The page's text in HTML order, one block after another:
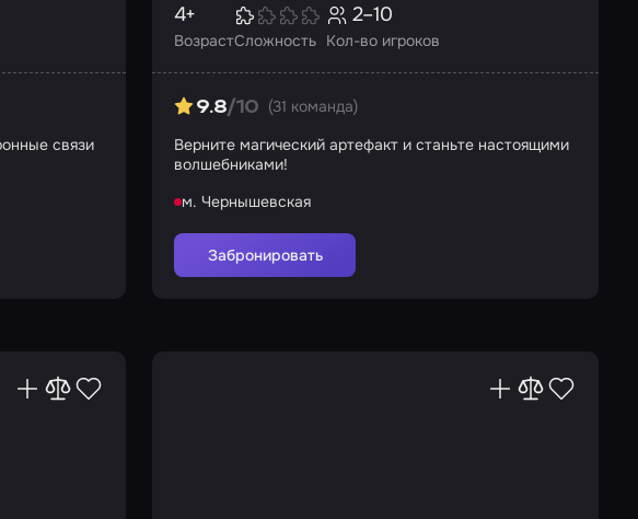
связи
Возраст
4+
Сложность Кол-во игроков
2–10
9.8/10 (31 команда)
Верните магический артефакт и станьте настоящими
волшебниками!
м. Чернышевская
Забронировать